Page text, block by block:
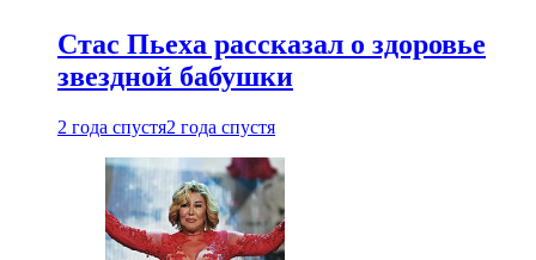
Стас Пьеха рассказал о здоровье
звездной бабушки
2 года спустя2 года спустя